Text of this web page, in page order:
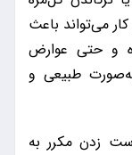
می‌تواند باعث
و حتی عوارض
طبیعی و
زدن مکرر به